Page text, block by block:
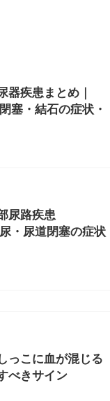
器疾患まとめ｜
塞・結石の症状・
尿路疾患
・尿道閉塞の症状
っこに血が混じる
べきサイン